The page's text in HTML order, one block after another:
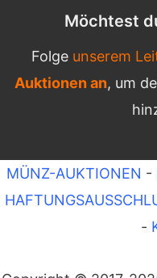
Möchtest
Folge unserem
Auktionen an, um
MÜNZ-AUKTIONEN -
-